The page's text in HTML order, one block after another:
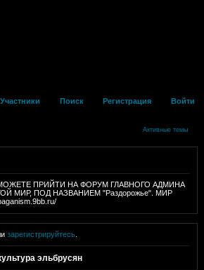
Участники Поиск Регистрация Войти
Активные темы
ПРИЙТИ НА ФОРУМ ГЛАВНОГО АДМИНА
МИР, ПОД НАЗВАНИЕМ "Раздорожье". МИР
зарегистрируйтесь
эльбрусян